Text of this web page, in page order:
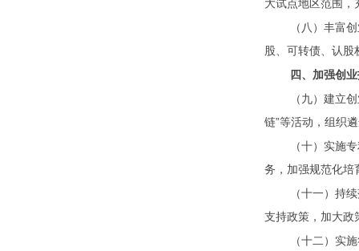
大试点地区范围，
（八）丰富
股、可转债、认
四、加强创
（九）建立
链”等活动，组织
（十）实施
务，加强规范化培
（十一）持
支持政策，加大政
（十二）实